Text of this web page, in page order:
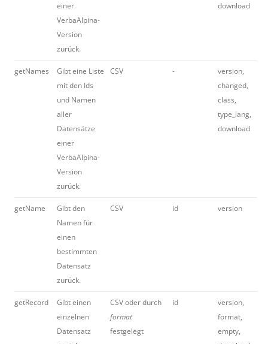
einer
VerbaAlpina-
Version
zurück.
download
getNames
Gibt eine Liste
mit den Ids
und Namen
aller
Datensätze
einer
VerbaAlpina-
Version
zurück.
CSV -
version,
changed,
class,
type_lang,
download
getName
Gibt den
Namen für
einen
bestimmten
Datensatz
zurück.
CSV id version
getRecord
Gibt einen
einzelnen
Datensatz
CSV oder durch
format
festgelegt
id
version,
format,
empty,